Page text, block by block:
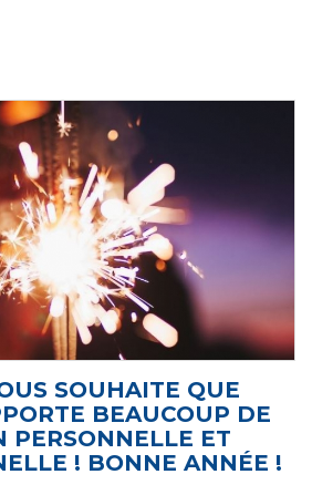
SOUHAITE QUE
BEAUCOUP DE
PERSONNELLE ET
! BONNE ANNÉE !